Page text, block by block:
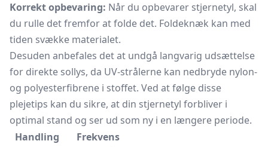
Korrekt opbevaring: Når du opbevarer stjernetyl, skal
du rulle det fremfor at folde det. Foldeknæk kan med
tiden svække materialet.
Desuden anbefales det at undgå langvarig udsættelse
for direkte sollys, da UV-strålerne kan nedbryde nylon-
og polyesterfibrene i stoffet. Ved at følge disse
plejetips kan du sikre, at din stjernetyl forbliver i
optimal stand og ser ud som ny i en længere periode.
Handling
Frekvens